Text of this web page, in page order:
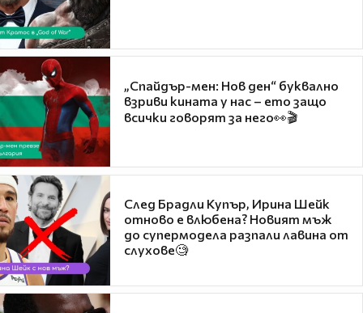
„Спайдър-мен: Нов ден“ буквално
взриви кината у нас – ето защо
всички говорят за него👀🎬
След Брадли Купър, Ирина Шейк
отново е влюбена? Новият мъж
до супермодела разпали лавина от
слухове🧐